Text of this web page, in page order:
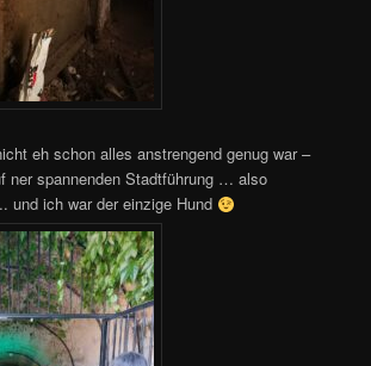
eh schon alles anstrengend genug war –
ner spannenden Stadtführung … also
und ich war der einzige Hund